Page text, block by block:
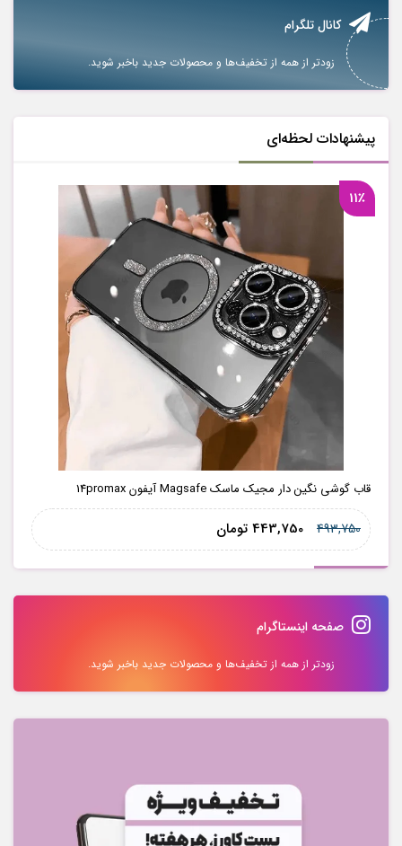
کانال تلگرام
زودتر از همه از تخفیف‌ها و محصولات جدید باخبر شوید.
پیشنهادات لحظه‌ای
11٪
قاب گوشی نگین دار مجیک ماسک Magsafe آیفون 14promax
493,750
443,750 تومان
صفحه اینستاگرام
زودتر از همه از تخفیف‌ها و محصولات جدید باخبر شوید.